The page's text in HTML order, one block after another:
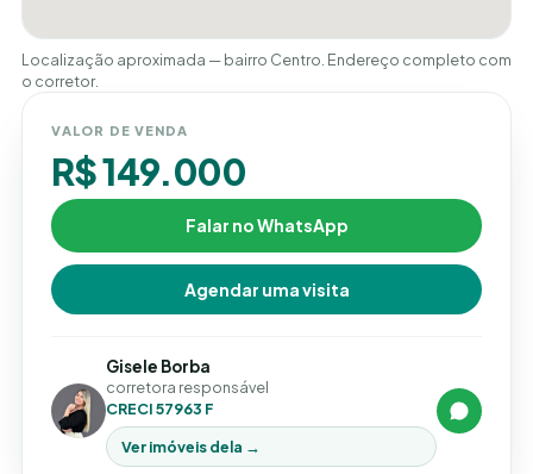
Localização aproximada — bairro Centro. Endereço completo com
o corretor.
VALOR DE VENDA
R$ 149.000
Falar no WhatsApp
Agendar uma visita
Gisele Borba
corretora responsável
CRECI 57963 F
Ver imóveis dela →